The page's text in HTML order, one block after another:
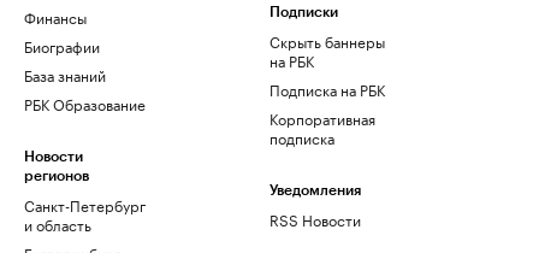
Финансы
Биографии
База знаний
РБК Образование
Новости
регионов
Санкт-Петербург
и область
Подписки
Скрыть баннеры
на РБК
Подписка на РБК
Корпоративная
подписка
Уведомления
RSS Новости